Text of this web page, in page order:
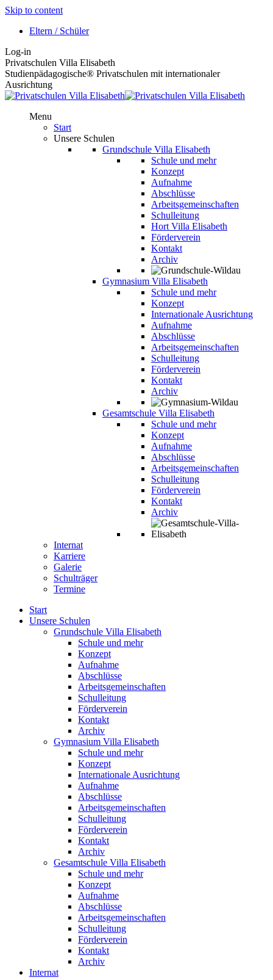
Skip to content
Eltern / Schüler
Log-in
Privatschulen Villa Elisabeth
Studienpädagogische® Privatschulen mit internationaler
Ausrichtung
Menu
Start
Unsere Schulen
Grundschule Villa Elisabeth
Schule und mehr
Konzept
Aufnahme
Abschlüsse
Arbeitsgemeinschaften
Schulleitung
Hort Villa Elisabeth
Förderverein
Kontakt
Archiv
Gymnasium Villa Elisabeth
Schule und mehr
Konzept
Internationale Ausrichtung
Aufnahme
Abschlüsse
Arbeitsgemeinschaften
Schulleitung
Förderverein
Kontakt
Archiv
Gesamtschule Villa Elisabeth
Schule und mehr
Konzept
Aufnahme
Abschlüsse
Arbeitsgemeinschaften
Schulleitung
Förderverein
Kontakt
Archiv
Internat
Karriere
Galerie
Schulträger
Termine
Start
Unsere Schulen
Grundschule Villa Elisabeth
Schule und mehr
Konzept
Aufnahme
Abschlüsse
Arbeitsgemeinschaften
Schulleitung
Förderverein
Kontakt
Archiv
Gymnasium Villa Elisabeth
Schule und mehr
Konzept
Internationale Ausrichtung
Aufnahme
Abschlüsse
Arbeitsgemeinschaften
Schulleitung
Förderverein
Kontakt
Archiv
Gesamtschule Villa Elisabeth
Schule und mehr
Konzept
Aufnahme
Abschlüsse
Arbeitsgemeinschaften
Schulleitung
Förderverein
Kontakt
Archiv
Internat